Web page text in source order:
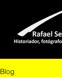
Blog